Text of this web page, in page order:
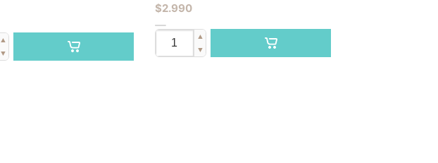
▲
▼
$2.990
▲
▼